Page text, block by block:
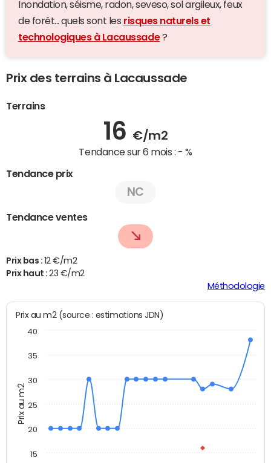
Inondation, séisme, radon, seveso, sol argileux, feux
de forêt... quels sont les risques naturels et
technologiques à Lacaussade?
Prix des terrains à Lacaussade
Terrains
16 €/m2
Tendance sur 6 mois : - %
Tendance prix
NC
Tendance ventes
Prix bas : 12 €/m2
Prix haut :23 €/m2
Méthodologie
Prix au m2
Prix au m2 (source : estimations JDN)
15
20
25
30
35
40